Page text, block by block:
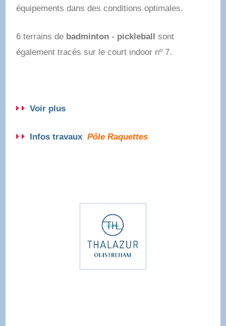
équipements dans des conditions optimales.
6 terrains de badminton - pickleball sont
également tracés sur le court indoor nº 7.
Voir plus
Infos travaux Pôle Raquettes